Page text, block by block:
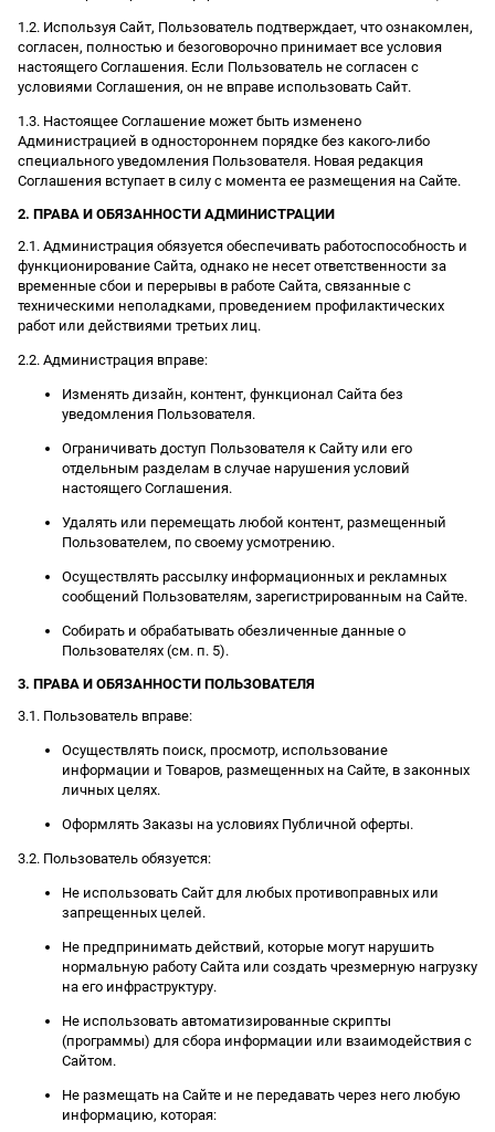
1.2. Используя Сайт, Пользователь подтверждает, что ознакомлен,
согласен, полностью и безоговорочно принимает все условия
настоящего Соглашения. Если Пользователь не согласен с
условиями Соглашения, он не вправе использовать Сайт.
1.3. Настоящее Соглашение может быть изменено
Администрацией в одностороннем порядке без какого-либо
специального уведомления Пользователя. Новая редакция
Соглашения вступает в силу с момента ее размещения на Сайте.
2. ПРАВА И ОБЯЗАННОСТИ АДМИНИСТРАЦИИ
2.1. Администрация обязуется обеспечивать работоспособность и
функционирование Сайта, однако не несет ответственности за
временные сбои и перерывы в работе Сайта, связанные с
техническими неполадками, проведением профилактических
работ или действиями третьих лиц.
2.2. Администрация вправе:
Изменять дизайн, контент, функционал Сайта без
уведомления Пользователя.
Ограничивать доступ Пользователя к Сайту или его
отдельным разделам в случае нарушения условий
настоящего Соглашения.
Удалять или перемещать любой контент, размещенный
Пользователем, по своему усмотрению.
Осуществлять рассылку информационных и рекламных
сообщений Пользователям, зарегистрированным на Сайте.
Собирать и обрабатывать обезличенные данные о
Пользователях (см. п. 5).
3. ПРАВА И ОБЯЗАННОСТИ ПОЛЬЗОВАТЕЛЯ
3.1. Пользователь вправе:
Осуществлять поиск, просмотр, использование
информации и Товаров, размещенных на Сайте, в законных
личных целях.
Оформлять Заказы на условиях Публичной оферты.
3.2. Пользователь обязуется:
Не использовать Сайт для любых противоправных или
запрещенных целей.
Не предпринимать действий, которые могут нарушить
нормальную работу Сайта или создать чрезмерную нагрузку
на его инфраструктуру.
Не использовать автоматизированные скрипты
(программы) для сбора информации или взаимодействия с
Сайтом.
Не размещать на Сайте и не передавать через него любую
информацию, которая: